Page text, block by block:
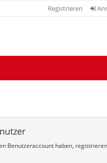
Registrieren
Benutzeraccount haben,